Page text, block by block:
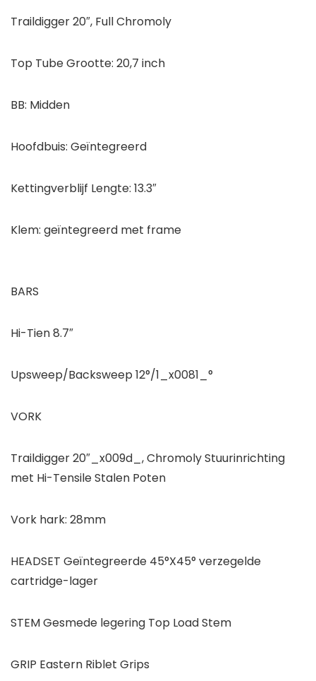
Traildigger 20″, Full Chromoly
Top Tube Grootte: 20,7 inch
BB: Midden
Hoofdbuis: Geïntegreerd
Kettingverblijf Lengte: 13.3″
Klem: geïntegreerd met frame
BARS
Hi-Tien 8.7″
Upsweep/Backsweep 12°/1_x0081_°
VORK
Traildigger 20″_x009d_, Chromoly Stuurinrichting
met Hi-Tensile Stalen Poten
Vork hark: 28mm
HEADSET Geïntegreerde 45°X45° verzegelde
cartridge-lager
STEM Gesmede legering Top Load Stem
GRIP Eastern Riblet Grips